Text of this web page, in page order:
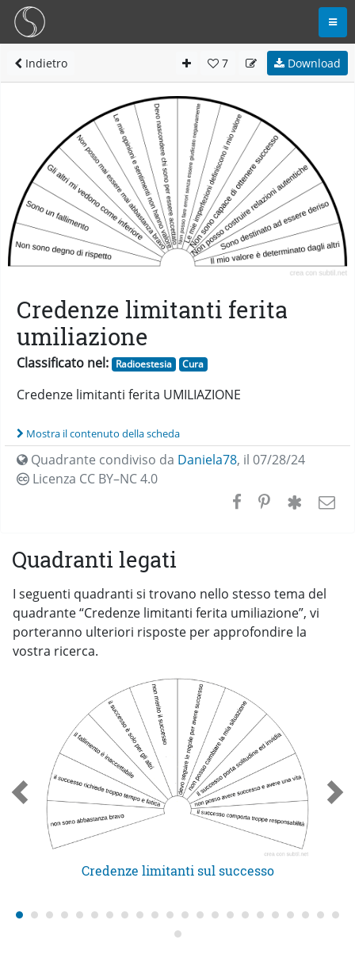
Indietro 7 Download
Credenze limitanti ferita
umiliazione
Classificato nel: Radioestesia Cura
Credenze limitanti ferita UMILIAZIONE
Mostra il contenuto della scheda
Quadrante condiviso da Daniela78, il 07/28/24
Licenza CC BY–NC 4.0
Quadranti legati
I seguenti quadranti si trovano nello stesso tema del
quadrante “Credenze limitanti ferita umiliazione”, vi
porteranno ulteriori risposte per approfondire la
vostra ricerca.
Credenze limitanti sul successo